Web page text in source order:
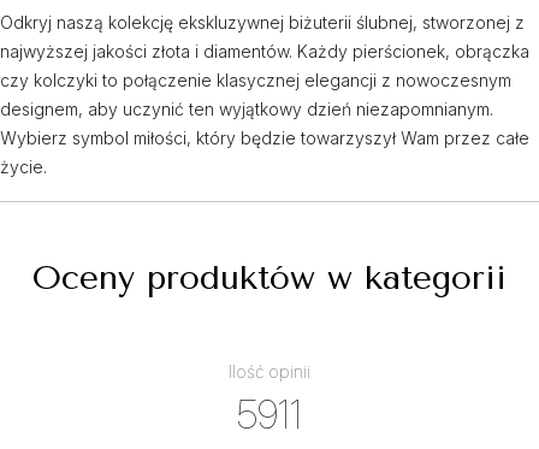
Odkryj naszą kolekcję ekskluzywnej biżuterii ślubnej, stworzonej z
najwyższej jakości złota i diamentów. Każdy pierścionek, obrączka
czy kolczyki to połączenie klasycznej elegancji z nowoczesnym
designem, aby uczynić ten wyjątkowy dzień niezapomnianym.
Wybierz symbol miłości, który będzie towarzyszył Wam przez całe
życie.
Oceny produktów w kategorii
Ilość opinii
5911